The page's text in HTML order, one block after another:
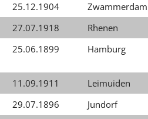
25.12.1904
Zwammerdam
27.07.1918
Rhenen
25.06.1899 Hamburg
11.09.1911
Leimuiden
29.07.1896
Jundorf